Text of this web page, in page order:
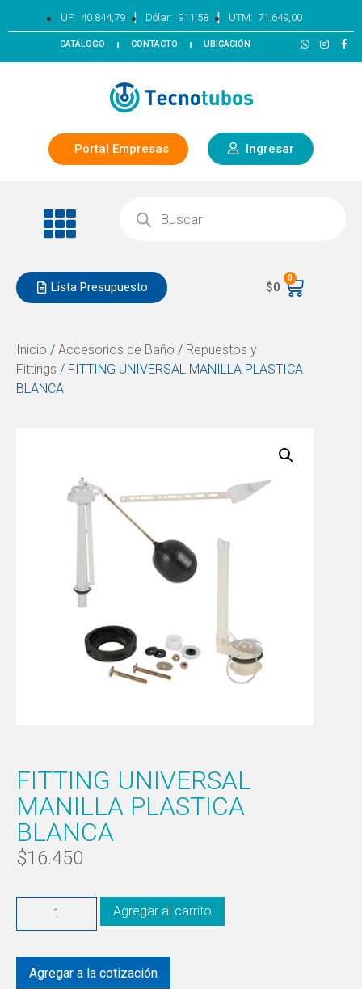
UF: 40.844,79 | Dólar: 911,58 | UTM: 71.649,00
CATÁLOGO CONTACTO UBICACIÓN
Portal Empresas Ingresar
Lista Presupuesto $0
0
Inicio / Accesorios de Baño / Repuestos y
Fittings / FITTING UNIVERSAL MANILLA PLASTICA
BLANCA
FITTING UNIVERSAL
MANILLA PLASTICA
BLANCA
$16.450
Agregar al carrito
Agregar a la cotización